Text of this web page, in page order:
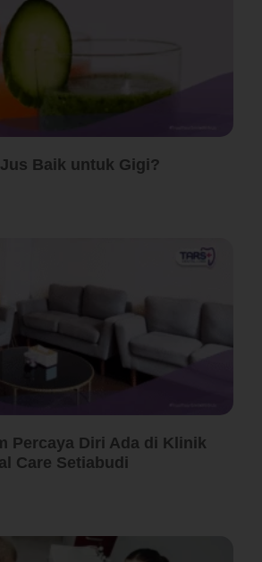
Baik untuk Gigi?
Percaya Diri Ada di Klinik
Care Setiabudi